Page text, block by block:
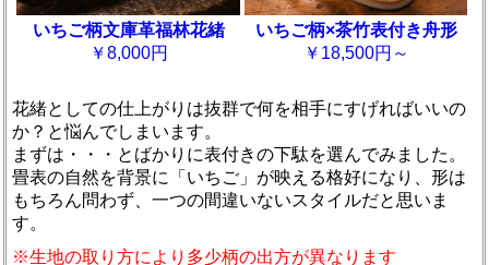
いちご柄文庫革福林花緒
￥8,000円
いちご柄×茶竹表付き舟形
￥18,500円～
花緒としての仕上がりは抜群で何を相手にすげればいいの
か？と悩んでしまいます。
まずは・・・とばかりに表付きの下駄を選んでみました。
畳表の自然を背景に「いちご」が映える格好になり、形は
もちろん問わず、一つの間違いないスタイルだと思いま
す。
※生地の取り方により多少柄の出方が異なります